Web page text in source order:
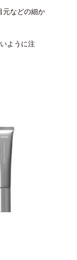
元などの細か
ように注